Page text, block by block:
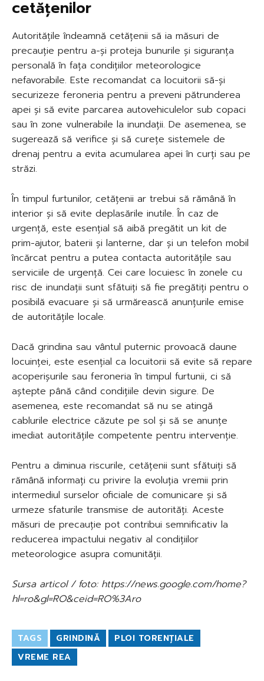
cetățenilor
Autoritățile îndeamnă cetățenii să ia măsuri de
precauție pentru a-și proteja bunurile și siguranța
personală în fața condițiilor meteorologice
nefavorabile. Este recomandat ca locuitorii să-și
securizeze feroneria pentru a preveni pătrunderea
apei și să evite parcarea autovehiculelor sub copaci
sau în zone vulnerabile la inundații. De asemenea, se
sugerează să verifice și să curețe sistemele de
drenaj pentru a evita acumularea apei în curți sau pe
străzi.
În timpul furtunilor, cetățenii ar trebui să rămână în
interior și să evite deplasările inutile. În caz de
urgență, este esențial să aibă pregătit un kit de
prim-ajutor, baterii și lanterne, dar și un telefon mobil
încărcat pentru a putea contacta autoritățile sau
serviciile de urgență. Cei care locuiesc în zonele cu
risc de inundații sunt sfătuiți să fie pregătiți pentru o
posibilă evacuare și să urmărească anunțurile emise
de autoritățile locale.
Dacă grindina sau vântul puternic provoacă daune
locuinței, este esențial ca locuitorii să evite să repare
acoperișurile sau feroneria în timpul furtunii, ci să
aștepte până când condițiile devin sigure. De
asemenea, este recomandat să nu se atingă
cablurile electrice căzute pe sol și să se anunțe
imediat autoritățile competente pentru intervenție.
Pentru a diminua riscurile, cetățenii sunt sfătuiți să
rămână informați cu privire la evoluția vremii prin
intermediul surselor oficiale de comunicare și să
urmeze sfaturile transmise de autorități. Aceste
măsuri de precauție pot contribui semnificativ la
reducerea impactului negativ al condițiilor
meteorologice asupra comunității.
Sursa articol / foto: https://news.google.com/home?
hl=ro&gl=RO&ceid=RO%3Aro
TAGS GRINDINĂ
PLOI TORENȚIALE
VREME REA